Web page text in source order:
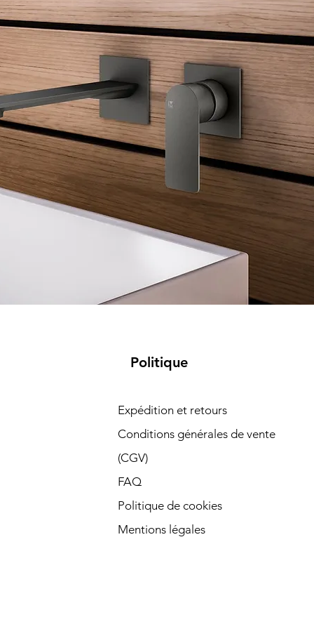
Politique
Expédition et retours
Conditions générales de vente
(CGV)
FAQ
Politique de cookies
Mentions légales